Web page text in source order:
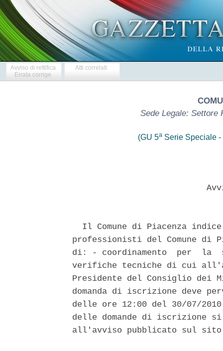
Avviso di rettifica
Errata corrige
Atti correlati
Sede Legale: Settore
(GU 5aSerie Speciale -
Il Comune di Piacenza
professionisti del Comune di
di: - coordinamento  per
verifiche tecniche di cui
Presidente del Consiglio dei
domanda di iscrizione deve
delle ore 12:00 del 30/07/
delle domande di iscrizione
all'avviso pubblicato sul sito